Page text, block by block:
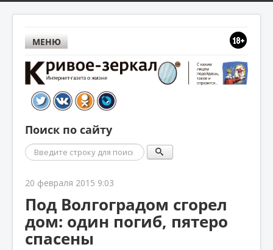
МЕНЮ
Поиск по сайту
Поиск
20 февраля 2015 9:03
Под Волгоградом сгорел
дом: один погиб, пятеро
спасены